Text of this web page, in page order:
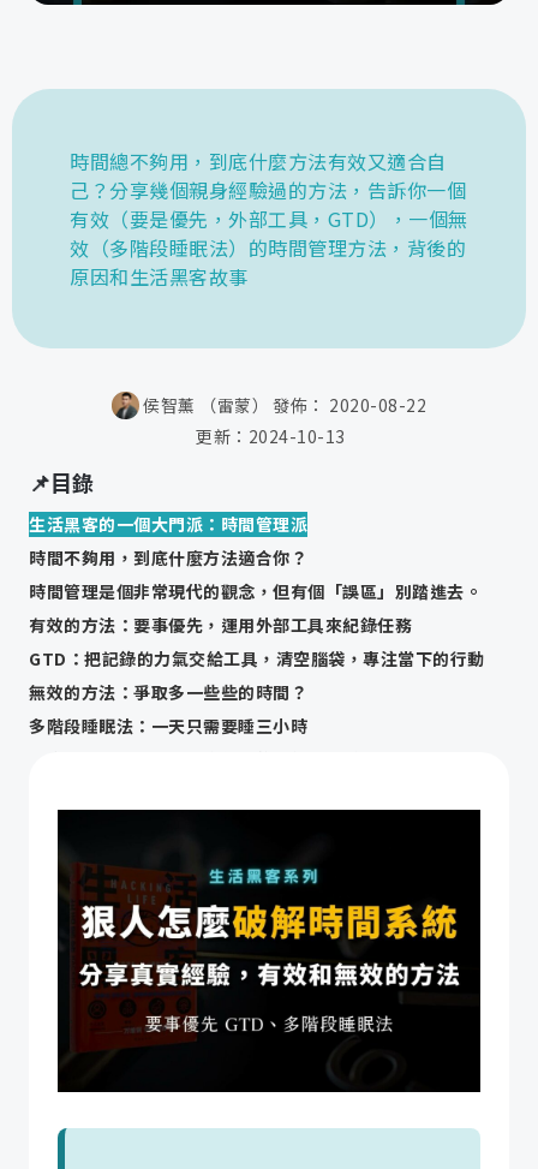
時間總不夠用，到底什麼方法有效又適合自
己？分享幾個親身經驗過的方法，告訴你一個
有效（要是優先，外部工具，GTD），一個無
效（多階段睡眠法）的時間管理方法，背後的
原因和生活黑客故事
📌目錄
生活黑客的一個大門派：時間管理派
時間不夠用，到底什麼方法適合你？
時間管理是個非常現代的觀念，但有個「誤區」別踏進去。
有效的方法：要事優先，運用外部工具來紀錄任務
GTD：把記錄的力氣交給工具，清空腦袋，專注當下的行動
無效的方法：爭取多一些些的時間？
多階段睡眠法：一天只需要睡三小時
侯智薰 （雷蒙） 發佈： 2020-08-22
更新： 2024-10-13